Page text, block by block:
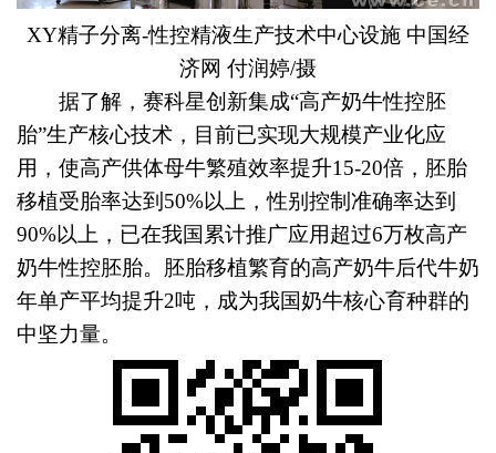
XY精子分离-性控精液生产技术中心设施 中国经
济网 付润婷/摄
据了解，赛科星创新集成“高产奶牛性控胚
胎”生产核心技术，目前已实现大规模产业化应
用，使高产供体母牛繁殖效率提升15-20倍，胚胎
移植受胎率达到50%以上，性别控制准确率达到
90%以上，已在我国累计推广应用超过6万枚高产
奶牛性控胚胎。胚胎移植繁育的高产奶牛后代牛奶
年单产平均提升2吨，成为我国奶牛核心育种群的
中坚力量。